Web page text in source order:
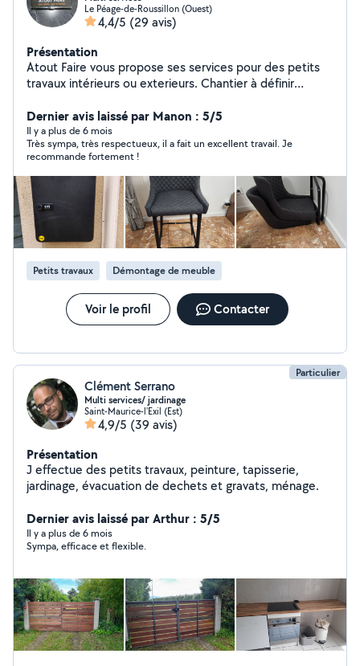
Le Péage-de-Roussillon (Ouest)
4,4/5 (29 avis)
Présentation
Atout Faire vous propose ses services pour des petits
travaux intérieurs ou exterieurs. Chantier à définir
Dernier avis laissé par Manon : 5/5
Il y a plus de 6 mois
Très sympa, très respectueux, il a fait un excellent travail. Je
recommande fortement !
Petits travaux Démontage de meuble
Voir le profil Contacter
Particulier
Clément Serrano
Multi services/ jardinage
Saint-Maurice-l'Exil (Est)
4,9/5 (39 avis)
Présentation
J effectue des petits travaux, peinture, tapisserie,
jardinage, évacuation de dechets et gravats, ménage.
Dernier avis laissé par Arthur : 5/5
Il y a plus de 6 mois
Sympa, efficace et flexible.